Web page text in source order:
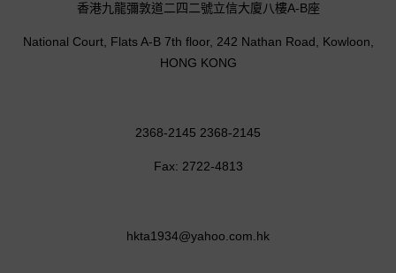
香港九龍彌敦道二四二號立信大廈八樓A-B座
National Court, Flats A-B 7th floor, 242 Nathan Road, Kowloon,
HONG KONG
2368-2145 2368-2145
Fax: 2722-4813
hkta1934@yahoo.com.hk